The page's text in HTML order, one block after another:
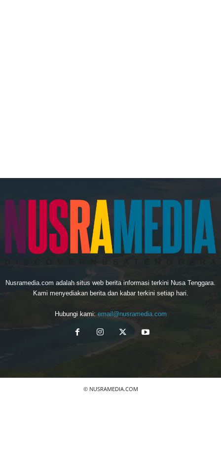
Nusramedia.com adalah situs web berita informasi terkini Nusa Tenggara.
Kami menyediakan berita dan kabar terkini setiap hari.
Hubungi kami: email@nusramedia.com
© NUSRAMEDIA.COM